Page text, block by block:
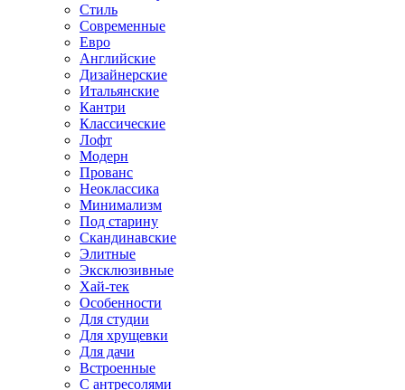
Стиль
Современные
Евро
Английские
Дизайнерские
Итальянские
Кантри
Классические
Лофт
Модерн
Прованс
Неоклассика
Минимализм
Под старину
Скандинавские
Элитные
Эксклюзивные
Хай-тек
Особенности
Для студии
Для хрущевки
Для дачи
Встроенные
С антресолями